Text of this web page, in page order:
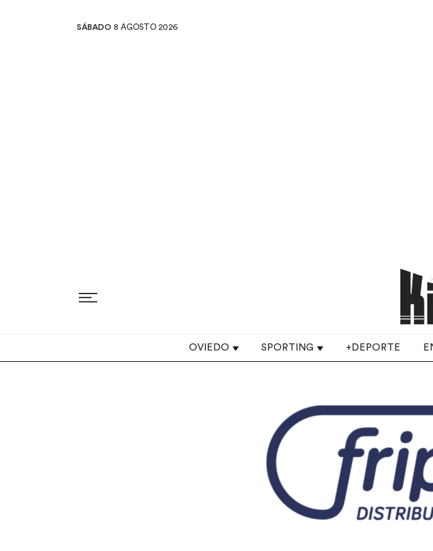
SÁBADO 8 AGOSTO 2026
Top navigation
OVIEDO SPORTING +DEPORTE